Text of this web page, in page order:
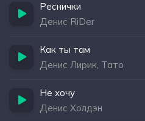
Реснички
Денис RiDer
Как ты там
Денис Лирик, Тато
Не хочу
Денис Холдэн